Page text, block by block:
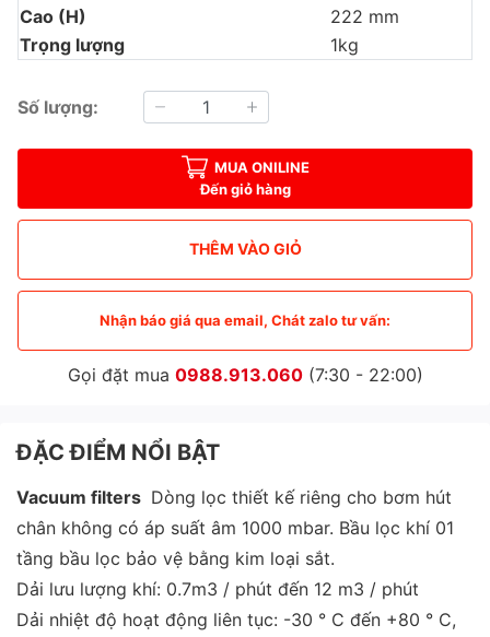
Cao (H)
222 mm
Trọng lượng
1kg
Số lượng:
MUA ONILINE
Đến giỏ hàng
THÊM VÀO GIỎ
Nhận báo giá qua email, Chát zalo tư vấn:
Gọi đặt mua 0988.913.060(7:30 - 22:00)
ĐẶC ĐIỂM NỔI BẬT
Vacuum filters Dòng lọc thiết kế riêng cho bơm hút
chân không có áp suất âm 1000 mbar. Bầu lọc khí 01
tầng bầu lọc bảo vệ bằng kim loại sắt.
Dải lưu lượng khí: 0.7m3 / phút đến 12 m3 / phút
Dải nhiệt độ hoạt động liên tục: -30 ° C đến +80 ° C,